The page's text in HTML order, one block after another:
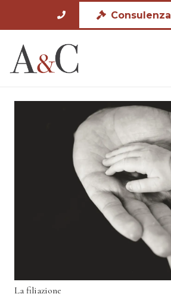
Consulenza
La filiazione